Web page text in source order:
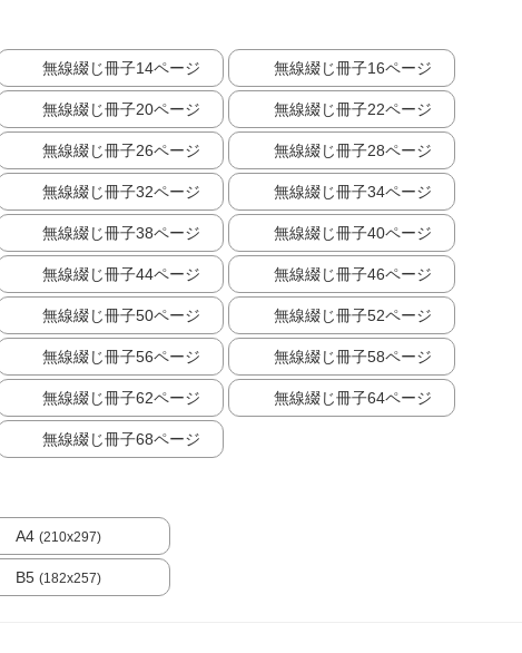
無線綴じ冊子14ページ 無線綴じ冊子16ページ
無線綴じ冊子20ページ 無線綴じ冊子22ページ
無線綴じ冊子26ページ 無線綴じ冊子28ページ
無線綴じ冊子32ページ 無線綴じ冊子34ページ
無線綴じ冊子38ページ 無線綴じ冊子40ページ
無線綴じ冊子44ページ 無線綴じ冊子46ページ
無線綴じ冊子50ページ 無線綴じ冊子52ページ
無線綴じ冊子56ページ 無線綴じ冊子58ページ
無線綴じ冊子62ページ 無線綴じ冊子64ページ
無線綴じ冊子68ページ
A4 (210x297)
B5 (182x257)